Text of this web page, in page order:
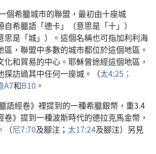
個希臘城市的聯盟 ， 最初由十座城
自希臘語 「德卡」（意思是 「十」）
思是 「城」）。 這個名稱也可指加利利海
區 ， 聯盟中多數的城市都位於這個地區 。
化和貿易的中心 。 耶穌曾途經這個地區 ，
探訪過其中任何一座城 。（太4:25；
A7和B10 。
語經卷》 裡提到的一種希臘銀幣 ， 重3.4
卷》 提到一種波斯時代的德拉克馬金幣 ，
（尼7:70及腳注 ； 太17:24及腳注） 另 見